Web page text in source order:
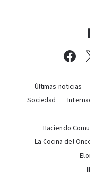
Últimas noticias
Sociedad
Haciendo
La Cocina del